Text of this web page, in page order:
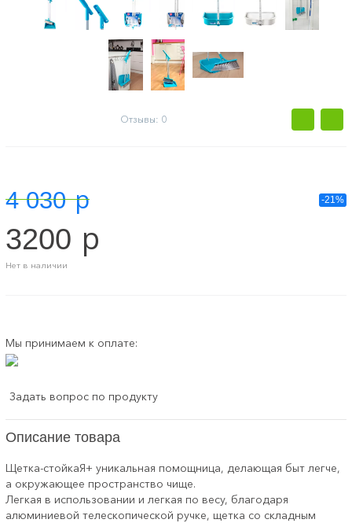
Отзывы: 0
4 030 p -21%
3200 p
Нет в наличии
Мы принимаем к оплате:
Задать вопрос по продукту
Описание товара
Щетка-стойкаЯ+ уникальная помощница, делающая быт легче,
а окружающее пространство чище.
Легкая в использовании и легкая по весу, благодаря
алюминиевой телескопической ручке, щетка со складным